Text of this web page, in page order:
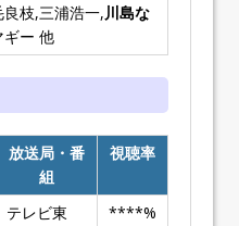
枝,三浦浩一,川島な
ギー 他
放送局・番
組
視聴率
テレビ東
****%